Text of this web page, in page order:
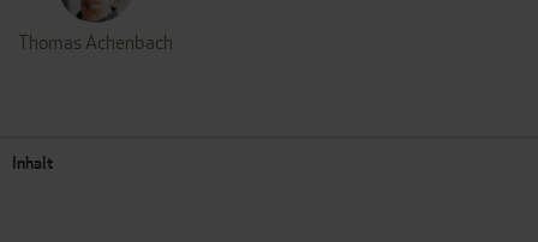
Thomas Achenbach
Inhalt